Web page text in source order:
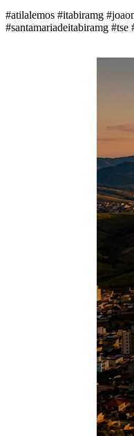
#atilalemos #itabiramg
#santamariadeitabiramg